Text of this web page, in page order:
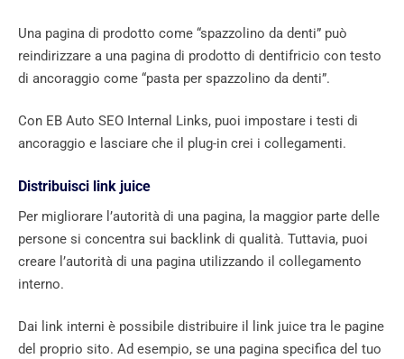
Una pagina di prodotto come “spazzolino da denti” può
reindirizzare a una pagina di prodotto di dentifricio con testo
di ancoraggio come “pasta per spazzolino da denti”.
Con EB Auto SEO Internal Links, puoi impostare i testi di
ancoraggio e lasciare che il plug-in crei i collegamenti.
Distribuisci link juice
Per migliorare l’autorità di una pagina, la maggior parte delle
persone si concentra sui backlink di qualità. Tuttavia, puoi
creare l’autorità di una pagina utilizzando il collegamento
interno.
Dai link interni è possibile distribuire il link juice tra le pagine
del proprio sito. Ad esempio, se una pagina specifica del tuo